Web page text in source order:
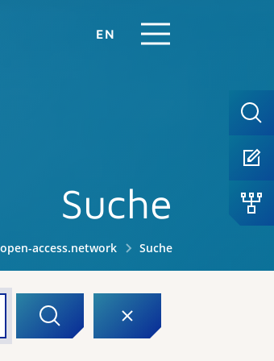
EN
Suche
open-access.network Suche